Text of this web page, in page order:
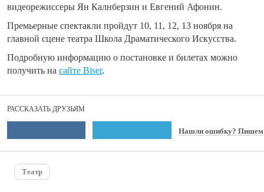
видеорежиссеры Ян Калнберзин и Евгений Афонин.
Премьерные спектакли пройдут 10, 11, 12, 13 ноября на
главной сцене театра Школа Драматического Искусства.
Подробную информацию о постановке и билетах можно
получить на сайте Biser.
РАССКАЗАТЬ ДРУЗЬЯМ
Нашли ошибку? Пишем
Театр